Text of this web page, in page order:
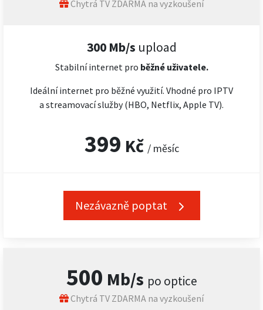
Chytrá TV ZDARMA na vyzkoušení
300 Mb/s upload
Stabilní internet pro běžné uživatele.
Ideální internet pro běžné využití. Vhodné pro IPTV
a streamovací služby (HBO, Netflix, Apple TV).
399 Kč / měsíc
Nezávazně poptat
500 Mb/s po optice
Chytrá TV ZDARMA na vyzkoušení